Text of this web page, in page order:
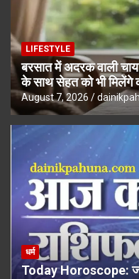
LIFESTYLE
बरसात में अदरक वाली
के साथ सेहत को भी
August 7, 2026
धर्म
Today Horoscope: